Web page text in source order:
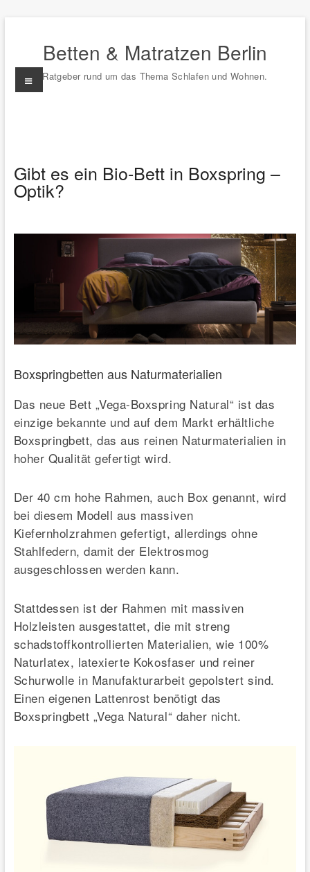
springenBetten & Matratzen Berlin
Ratgeber rund um das Thema Schlafen und Wohnen.
Menü
Gibt es ein Bio-Bett in Boxspring –
Optik?
Boxspringbetten aus Naturmaterialien
Das neue Bett „Vega-Boxspring Natural“ ist das
einzige bekannte und auf dem Markt erhältliche
Boxspringbett, das aus reinen Naturmaterialien in
hoher Qualität gefertigt wird.
Der 40 cm hohe Rahmen, auch Box genannt, wird
bei diesem Modell aus massiven
Kiefernholzrahmen gefertigt, allerdings ohne
Stahlfedern, damit der Elektrosmog
ausgeschlossen werden kann.
Stattdessen ist der Rahmen mit massiven
Holzleisten ausgestattet, die mit streng
schadstoffkontrollierten Materialien, wie 100%
Naturlatex, latexierte Kokosfaser und reiner
Schurwolle in Manufakturarbeit gepolstert sind.
Einen eigenen Lattenrost benötigt das
Boxspringbett „Vega Natural“ daher nicht.